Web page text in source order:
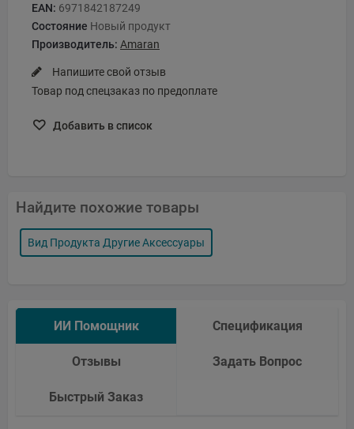
EAN: 6971842187249
Состояние Новый продукт
Производитель: Amaran
Напишите свой отзыв
Товар под спецзаказ по предоплате
Добавить в список
Найдите похожие товары
Вид Продукта Другие Аксессуары
ИИ Помощник Спецификация
Отзывы Задать Вопрос
Быстрый Заказ